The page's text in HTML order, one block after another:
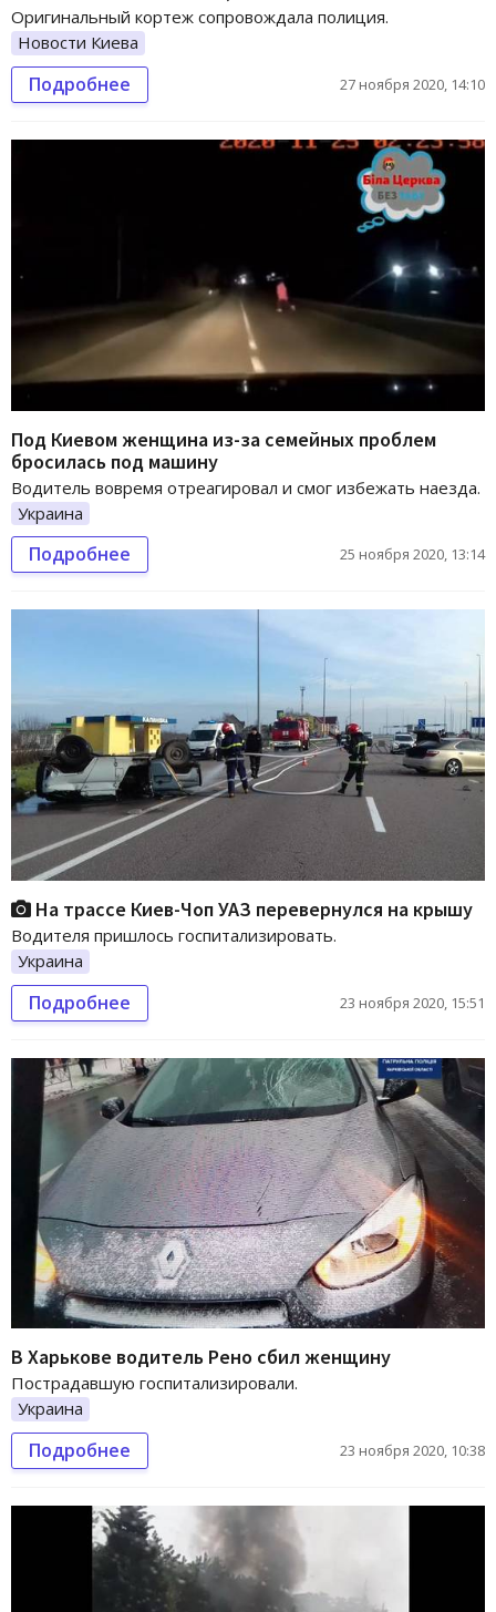
Оригинальный кортеж сопровождала полиция.
Новости Киева
Подробнее 27 ноября 2020, 14:10
Под Киевом женщина из-за семейных проблем
бросилась под машину
Водитель вовремя отреагировал и смог избежать наезда.
Украина
Подробнее 25 ноября 2020, 13:14
На трассе Киев-Чоп УАЗ перевернулся на крышу
Водителя пришлось госпитализировать.
Украина
Подробнее 23 ноября 2020, 15:51
В Харькове водитель Рено сбил женщину
Пострадавшую госпитализировали.
Украина
Подробнее 23 ноября 2020, 10:38